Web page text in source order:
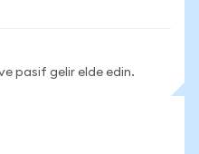
pasif gelir elde edin.